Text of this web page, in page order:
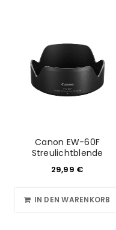
Canon EW-60F
Streulichtblende
29,99 €
IN DEN WARENKORB